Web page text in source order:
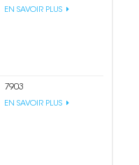
EN SAVOIR PLUS
7903
EN SAVOIR PLUS